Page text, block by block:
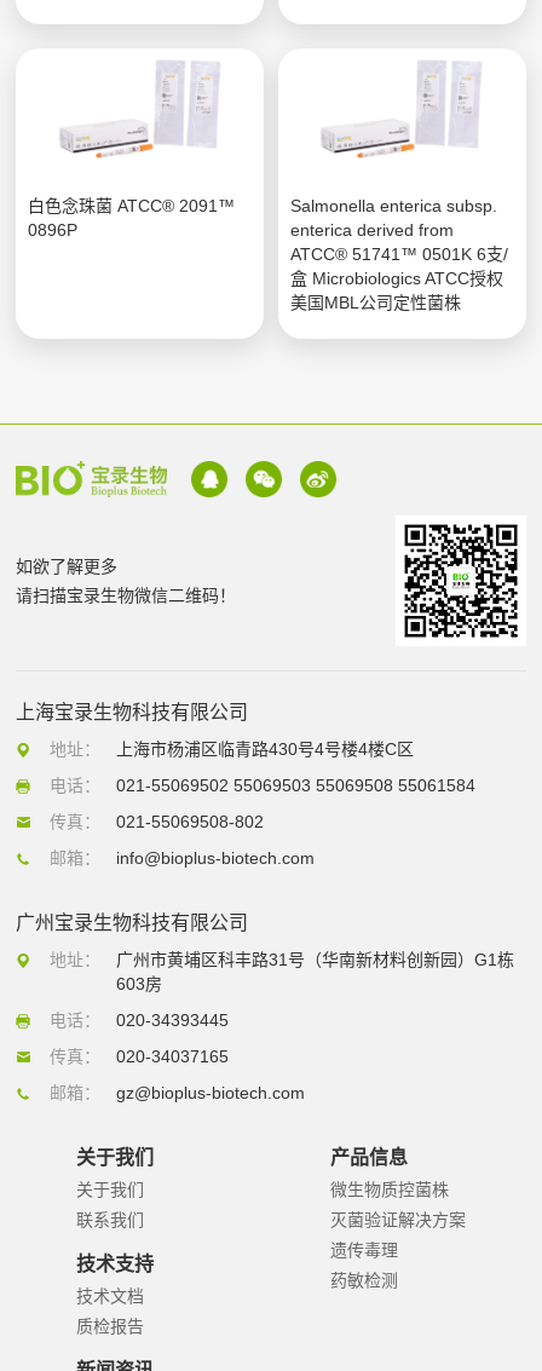
白色念珠菌 ATCC® 2091™
0896P
Salmonella enterica subsp.
enterica derived from
ATCC® 51741™ 0501K 6支/
盒 Microbiologics ATCC授权
美国MBL公司定性菌株
如欲了解更多
请扫描宝录生物微信二维码！
上海宝录生物科技有限公司
地址：
上海市杨浦区临青路430号4号楼4楼C区
电话：
021-55069502 55069503 55069508 55061584
传真：
021-55069508-802
邮箱：
info@bioplus-biotech.com
广州宝录生物科技有限公司
地址：
广州市黄埔区科丰路31号（华南新材料创新园）G1栋
603房
电话：
020-34393445
传真：
020-34037165
邮箱：
gz@bioplus-biotech.com
关于我们
关于我们
联系我们
技术支持
技术文档
质检报告
产品信息
微生物质控菌株
灭菌验证解决方案
遗传毒理
药敏检测